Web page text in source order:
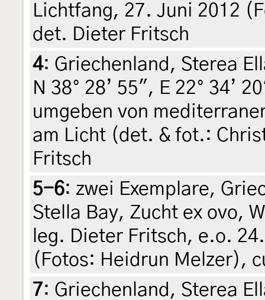
Lichtfang, 27. Juni 2012
det. Dieter Fritsch
4: Griechenland, Sterea
N 38° 28’ 55", E 22° 34’
umgeben von
am Licht (det. & fot.:
Fritsch
5-6: zwei Exemplare,
Stella Bay, Zucht ex ovo,
leg. Dieter Fritsch, e.o.
(Fotos: Heidrun Melzer),
7: Griechenland, Sterea